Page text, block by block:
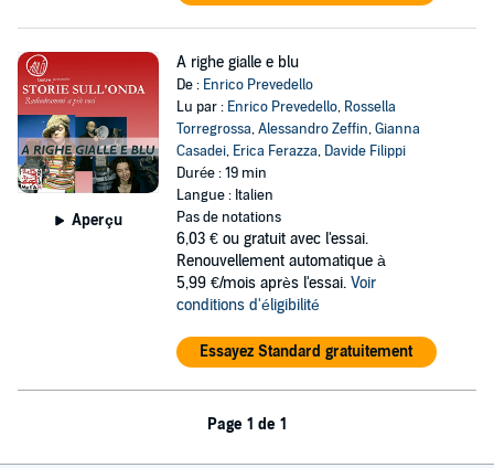
Aperçu
A righe gialle e blu
De : Enrico Prevedello
Lu par : Enrico Prevedello, Rossella
Torregrossa,Alessandro Zeffin,Gianna
Casadei, Erica Ferazza, Davide Filippi
Durée : 19 min
Langue : Italien
Pas de notations
6,03 € ou gratuit avec l'essai.
Renouvellement automatique à
5,99 €/mois après l'essai. Voir
conditions d'éligibilité
Essayez Standard gratuitement
Page 1 de 1